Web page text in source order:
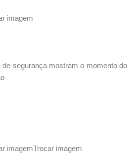
imagem
segurança mostram o momento do
imagemTrocar imagem